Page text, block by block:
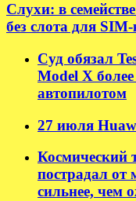
Слухи: в
без слота для
Суд обязал
Model X
автопилотом
27 июля
Космический
пострадал от
сильнее, чем